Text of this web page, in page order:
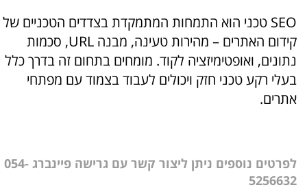
SEO טכני הוא התמחות המתמקדת בצדדים הטכניים של
קידום האתרים – מהירות טעינה, מבנה URL, סכמות
נתונים, ואופטימיזציה לקוד. מומחים בתחום זה בדרך כלל
בעלי רקע טכני חזק ויכולים לעבוד בצמוד עם מפתחי
אתרים.
לפרטים נוספים ניתן ליצור קשר עם גרישה פיינברג 054-
5256632